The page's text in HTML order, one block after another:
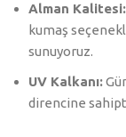
Alman Kalitesi:
kumaş
sunuyoruz.
UV Kalkanı:
direncine